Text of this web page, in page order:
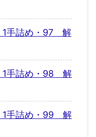
1手詰め・97 解
1手詰め・98 解
1手詰め・99 解